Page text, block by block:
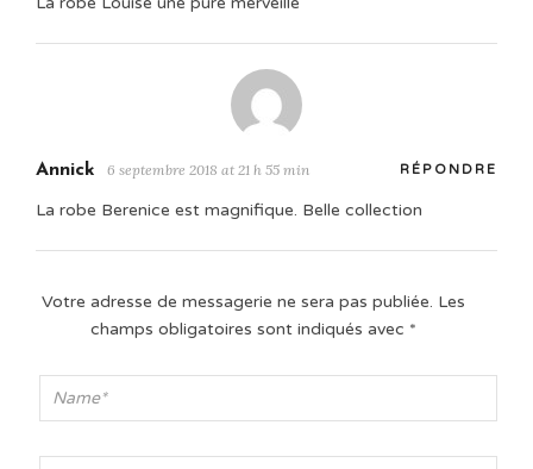
Annick 6 septembre 2018 at 21 h 55 min RÉPONDRE
La robe Berenice est magnifique. Belle collection
Votre adresse de messagerie ne sera pas publiée. Les
champs obligatoires sont indiqués avec *